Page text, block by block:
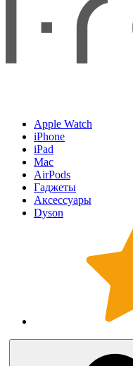
Apple Watch
iPhone
iPad
Mac
AirPods
Гаджеты
Аксессуары
Dyson